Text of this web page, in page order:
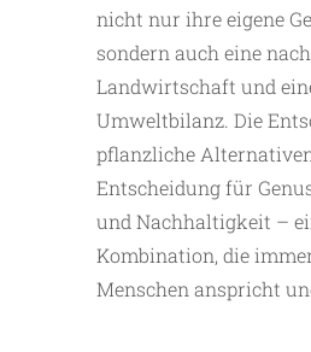
nicht nur ihre eigene
sondern auch eine
Landwirtschaft und
Umweltbilanz. Die
pflanzliche
Entscheidung für
und Nachhaltigkeit –
Kombination, die
Menschen anspricht